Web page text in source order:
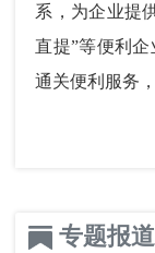
系，为企业提
直提”等便利
通关便利服务
专题报道